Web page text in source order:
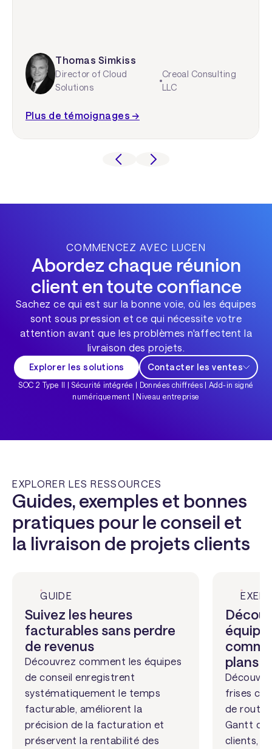
Thomas Simkiss
Director of Cloud
Solutions
Creoal Consulting
LLC
Plus de témoignages →
COMMENCEZ AVEC LUCEN
Abordez chaque réunion
client en toute confiance
Sachez ce qui est sur la bonne voie, où les équipes
sont sous pression et ce qui nécessite votre
attention avant que les problèmes n'affectent la
livraison des projets.
Explorer les solutions Contacter les ventes
SOC 2 Type II | Sécurité intégrée | Données chiffrées | Add-in signé
numériquement | Niveau entreprise
EXPLORER LES RESSOURCES
Guides, exemples et bonnes
pratiques pour le conseil et
la livraison de projets clients
GUIDE
Suivez les heures
facturables sans perdre
de revenus
Découvrez comment les équipes
de conseil enregistrent
systématiquement le temps
facturable, améliorent la
précision de la facturation et
préservent la rentabilité des
plans
frises
de route
Gantt
clients,